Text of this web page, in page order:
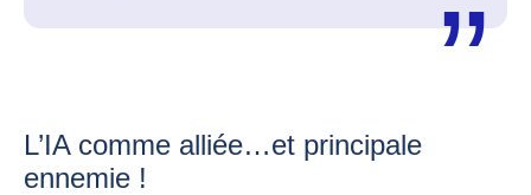
L’IA comme alliée…et principale
ennemie !